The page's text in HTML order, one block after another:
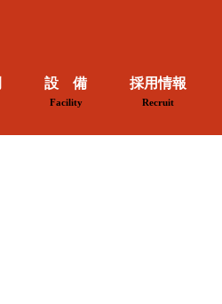
設 備
Facility
採用情報
Recruit